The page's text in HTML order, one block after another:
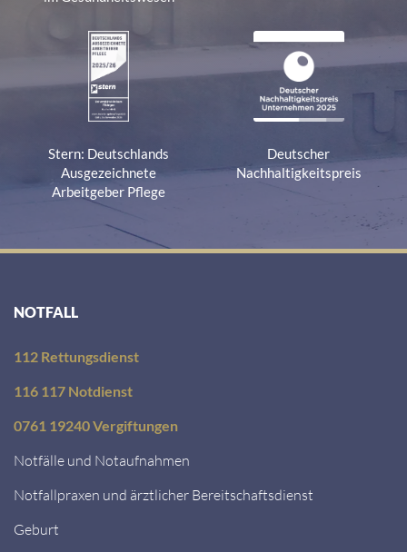
Stern: Deutschlands
Ausgezeichnete
Arbeitgeber Pflege
Deutscher
Nachhaltigkeitspreis
NOTFALL
112 Rettungsdienst
116 117 Notdienst
0761 19240 Vergiftungen
Notfälle und Notaufnahmen
Notfallpraxen und ärztlicher Bereitschaftsdienst
Geburt